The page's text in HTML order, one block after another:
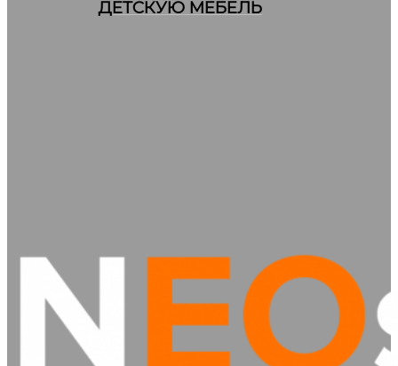
ДЕТСКУЮ МЕБЕЛЬ